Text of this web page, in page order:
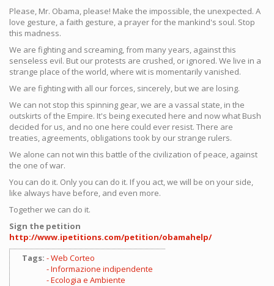
Please, Mr. Obama, please! Make the impossible, the unexpected. A
love gesture, a faith gesture, a prayer for the mankind's soul. Stop
this madness.
We are fighting and screaming, from many years, against this
senseless evil. But our protests are crushed, or ignored. We live in a
strange place of the world, where wit is momentarily vanished.
We are fighting with all our forces, sincerely, but we are losing.
We can not stop this spinning gear, we are a vassal state, in the
outskirts of the Empire. It's being executed here and now what Bush
decided for us, and no one here could ever resist. There are
treaties, agreements, obligations took by our strange rulers.
We alone can not win this battle of the civilization of peace, against
the one of war.
You can do it. Only you can do it. If you act, we will be on your side,
like always have before, and even more.
Together we can do it.
Sign the petition
http://www.ipetitions.com/petition/obamahelp/
Tags:
Web Corteo
Informazione indipendente
Ecologia e Ambiente